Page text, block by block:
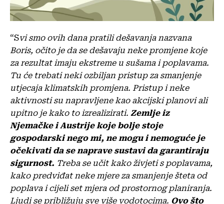
“Svi smo ovih dana pratili dešavanja nazvana
Boris, očito je da se dešavaju neke promjene koje
za rezultat imaju ekstreme u sušama i poplavama.
Tu će trebati neki ozbiljan pristup za smanjenje
utjecaja klimatskih promjena. Pristup i neke
aktivnosti su napravljene kao akcijski planovi ali
upitno je kako to izrealizirati. Zemlje iz
Njemačke i Austrije koje bolje stoje
gospodarski nego mi, ne mogu i nemoguće je
očekivati da se naprave sustavi da garantiraju
sigurnost. Treba se učit kako živjeti s poplavama,
kako predviđat neke mjere za smanjenje šteta od
poplava i cijeli set mjera od prostornog planiranja.
Ljudi se približuju sve više vodotocima. Ovo što